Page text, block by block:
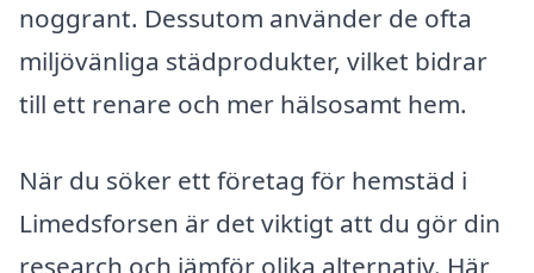
noggrant. Dessutom använder de ofta
miljövänliga städprodukter, vilket bidrar
till ett renare och mer hälsosamt hem.
När du söker ett företag för hemstäd i
Limedsforsen är det viktigt att du gör din
research och jämför olika alternativ. Här